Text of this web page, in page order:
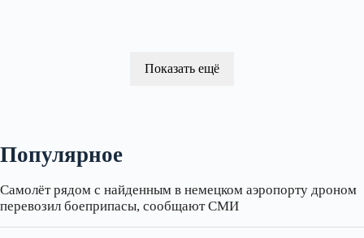
Показать ещё
Популярное
Самолёт рядом с найденным в немецком аэропорту дроном
перевозил боеприпасы, сообщают СМИ